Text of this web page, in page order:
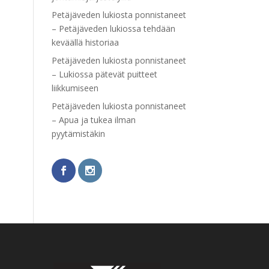
Petäjäveden lukiosta ponnistaneet
– Petäjäveden lukiossa tehdään
keväällä historiaa
Petäjäveden lukiosta ponnistaneet
– Lukiossa pätevät puitteet
liikkumiseen
Petäjäveden lukiosta ponnistaneet
– Apua ja tukea ilman
pyytämistäkin